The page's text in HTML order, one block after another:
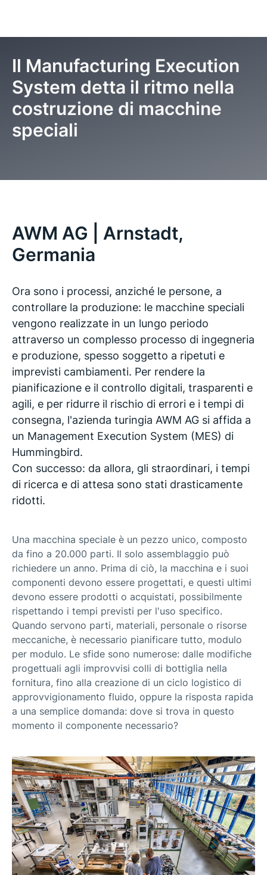
Il Manufacturing Execution
System detta il ritmo nella
costruzione di macchine
speciali
AWM AG | Arnstadt,
Germania
Ora sono i processi, anziché le persone, a
controllare la produzione: le macchine speciali
vengono realizzate in un lungo periodo
attraverso un complesso processo di ingegneria
e produzione, spesso soggetto a ripetuti e
imprevisti cambiamenti. Per rendere la
pianificazione e il controllo digitali, trasparenti e
agili, e per ridurre il rischio di errori e i tempi di
consegna, l'azienda turingia AWM AG si affida a
un Management Execution System (MES) di
Hummingbird.
Con successo: da allora, gli straordinari, i tempi
di ricerca e di attesa sono stati drasticamente
ridotti.
Una macchina speciale è un pezzo unico, composto
da fino a 20.000 parti. Il solo assemblaggio può
richiedere un anno. Prima di ciò, la macchina e i suoi
componenti devono essere progettati, e questi ultimi
devono essere prodotti o acquistati, possibilmente
rispettando i tempi previsti per l'uso specifico.
Quando servono parti, materiali, personale o risorse
meccaniche, è necessario pianificare tutto, modulo
per modulo. Le sfide sono numerose: dalle modifiche
progettuali agli improvvisi colli di bottiglia nella
fornitura, fino alla creazione di un ciclo logistico di
approvvigionamento fluido, oppure la risposta rapida
a una semplice domanda: dove si trova in questo
momento il componente necessario?